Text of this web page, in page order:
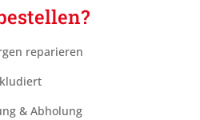
reparieren
& Abholung